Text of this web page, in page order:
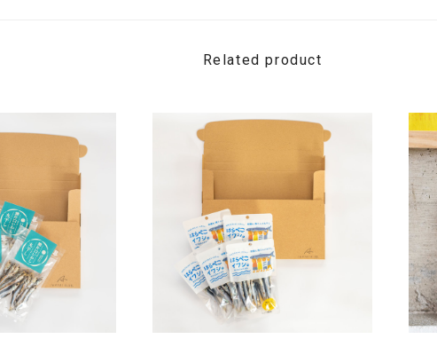
Related product